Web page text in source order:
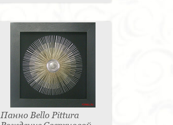
Панно Bello Pittura